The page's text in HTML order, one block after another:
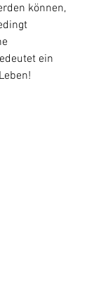
können,
ein